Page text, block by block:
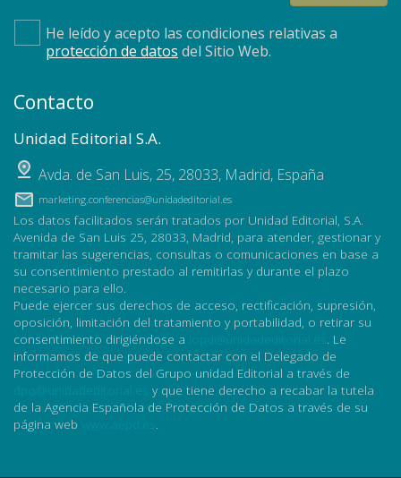
He leído y acepto las condiciones relativas a
protección de datos del Sitio Web.
Contacto
Unidad Editorial S.A.
Avda. de San Luis, 25, 28033, Madrid, España
marketing.conferencias@unidadeditorial.es
Los datos facilitados serán tratados por Unidad Editorial, S.A.
Avenida de San Luis 25, 28033, Madrid, para atender, gestionar y
tramitar las sugerencias, consultas o comunicaciones en base a
su consentimiento prestado al remitirlas y durante el plazo
necesario para ello.
Puede ejercer sus derechos de acceso, rectificación, supresión,
oposición, limitación del tratamiento y portabilidad, o retirar su
consentimiento dirigiéndose a
. Le
informamos de que puede contactar con el Delegado de
Protección de Datos del Grupo unidad Editorial a través de
y que tiene derecho a recabar la tutela
de la Agencia Española de Protección de Datos a través de su
página web